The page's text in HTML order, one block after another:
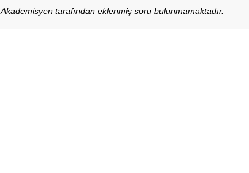
Akademisyen tarafından eklenmiş soru bulunmamaktadır.